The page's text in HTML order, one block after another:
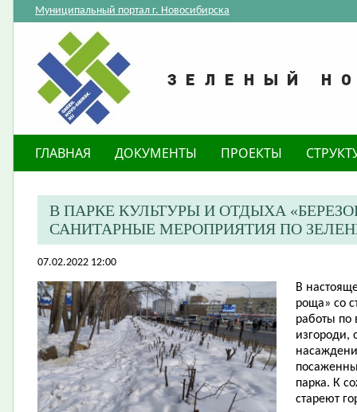
Муниципальный портал г. Новосибирска
ГЛАВНАЯ ДОКУМЕНТЫ ПРОЕКТЫ
В ПАРКЕ КУЛЬТУРЫ И ОТДЫХА
САНИТАРНЫЕ МЕРОПРИЯТИЯ ПО
07.02.2022 12:00
В
роща» со
работы по
изгороди,
парка. К
стареют